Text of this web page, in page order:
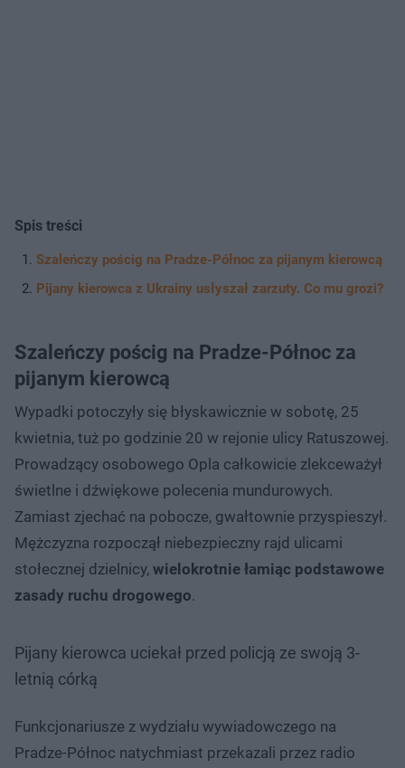
Spis treści
Szaleńczy pościg na Pradze-Północ za pijanym kierowcą
Pijany kierowca z Ukrainy usłyszał zarzuty. Co mu grozi?
Szaleńczy pościg na Pradze-Północ za
pijanym kierowcą
Wypadki potoczyły się błyskawicznie w sobotę, 25
kwietnia, tuż po godzinie 20 w rejonie ulicy Ratuszowej.
Prowadzący osobowego Opla całkowicie zlekceważył
świetlne i dźwiękowe polecenia mundurowych.
Zamiast zjechać na pobocze, gwałtownie przyspieszył.
Mężczyzna rozpoczął niebezpieczny rajd ulicami
stołecznej dzielnicy, wielokrotnie łamiąc podstawowe
zasady ruchu drogowego.
Pijany kierowca uciekał przed policją ze swoją 3-
letnią córką
Funkcjonariusze z wydziału wywiadowczego na
Pradze-Północ natychmiast przekazali przez radio